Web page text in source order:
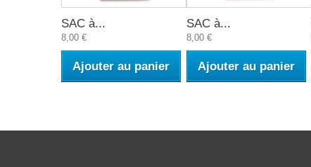
SAC à...
8,00 €
Ajouter au panier
SAC à...
8,00 €
Ajouter au panier